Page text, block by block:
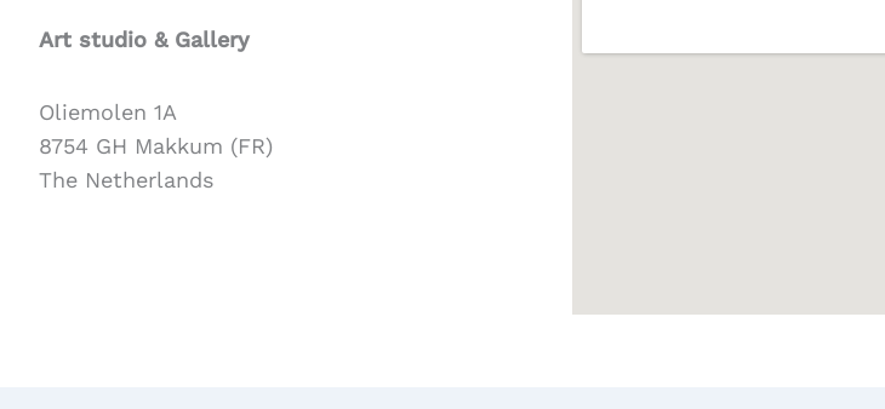
Art studio & Gallery
Oliemolen 1A
8754 GH Makkum (FR)
The Netherlands